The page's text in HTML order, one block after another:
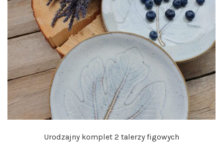
Urodzajny komplet 2 talerzy figowych